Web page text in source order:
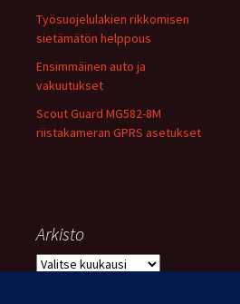
Työsuojelulakien rikkomisen
sietämätön helppous
Ensimmäinen auto ja
vakuutukset
Scout Guard MG582-8M
riistakameran GPRS asetukset
Arkisto
Arkisto